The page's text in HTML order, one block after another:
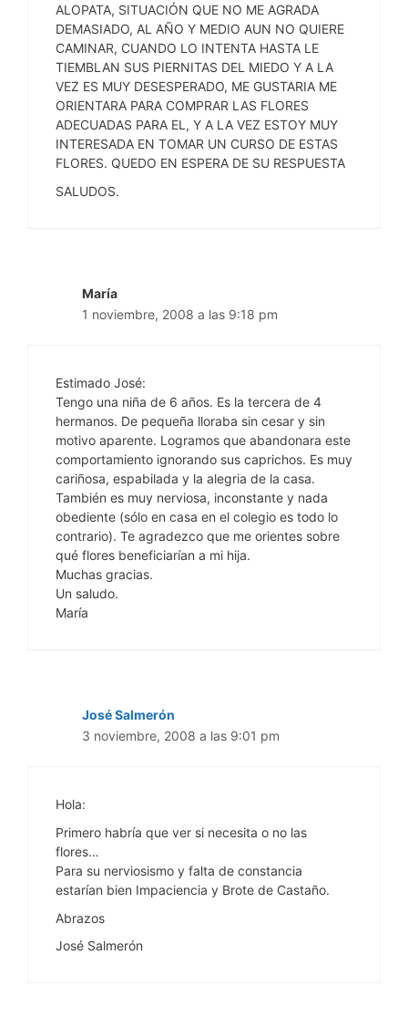
ALOPATA, SITUACIÓN QUE NO ME AGRADA
DEMASIADO, AL AÑO Y MEDIO AUN NO QUIERE
CAMINAR, CUANDO LO INTENTA HASTA LE
TIEMBLAN SUS PIERNITAS DEL MIEDO Y A LA
VEZ ES MUY DESESPERADO, ME GUSTARIA ME
ORIENTARA PARA COMPRAR LAS FLORES
ADECUADAS PARA EL, Y A LA VEZ ESTOY MUY
INTERESADA EN TOMAR UN CURSO DE ESTAS
FLORES. QUEDO EN ESPERA DE SU RESPUESTA
SALUDOS.
María
1 noviembre, 2008 a las 9:18 pm
Estimado José:
Tengo una niña de 6 años. Es la tercera de 4
hermanos. De pequeña lloraba sin cesar y sin
motivo aparente. Logramos que abandonara este
comportamiento ignorando sus caprichos. Es muy
cariñosa, espabilada y la alegria de la casa.
También es muy nerviosa, inconstante y nada
obediente (sólo en casa en el colegio es todo lo
contrario). Te agradezco que me orientes sobre
qué flores beneficiarían a mi hija.
Muchas gracias.
Un saludo.
María
José Salmerón
3 noviembre, 2008 a las 9:01 pm
Hola:
Primero habría que ver si necesita o no las
flores…
Para su nerviosismo y falta de constancia
estarían bien Impaciencia y Brote de Castaño.
Abrazos
José Salmerón